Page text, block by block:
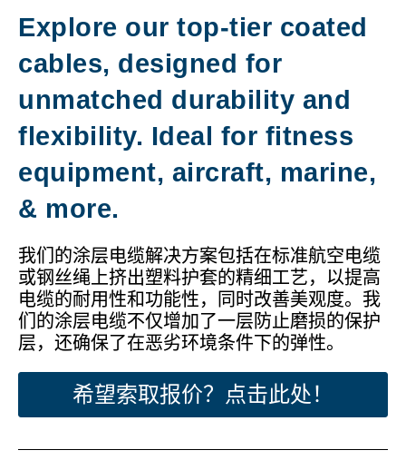
Explore our top-tier coated
cables, designed for
unmatched durability and
flexibility. Ideal for fitness
equipment, aircraft, marine,
& more.
我们的涂层电缆解决方案包括在标准航空电缆
或钢丝绳上挤出塑料护套的精细工艺，以提高
电缆的耐用性和功能性，同时改善美观度。我
们的涂层电缆不仅增加了一层防止磨损的保护
层，还确保了在恶劣环境条件下的弹性。
希望索取报价？点击此处！